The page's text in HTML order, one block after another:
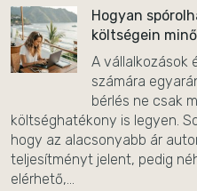
Hogyan
költségein
A vállalkozások
számára
bérlés ne csak
költséghatékony is legyen.
hogy az alacsonyabb ár
teljesítményt jelent, pedig
elérhető,...